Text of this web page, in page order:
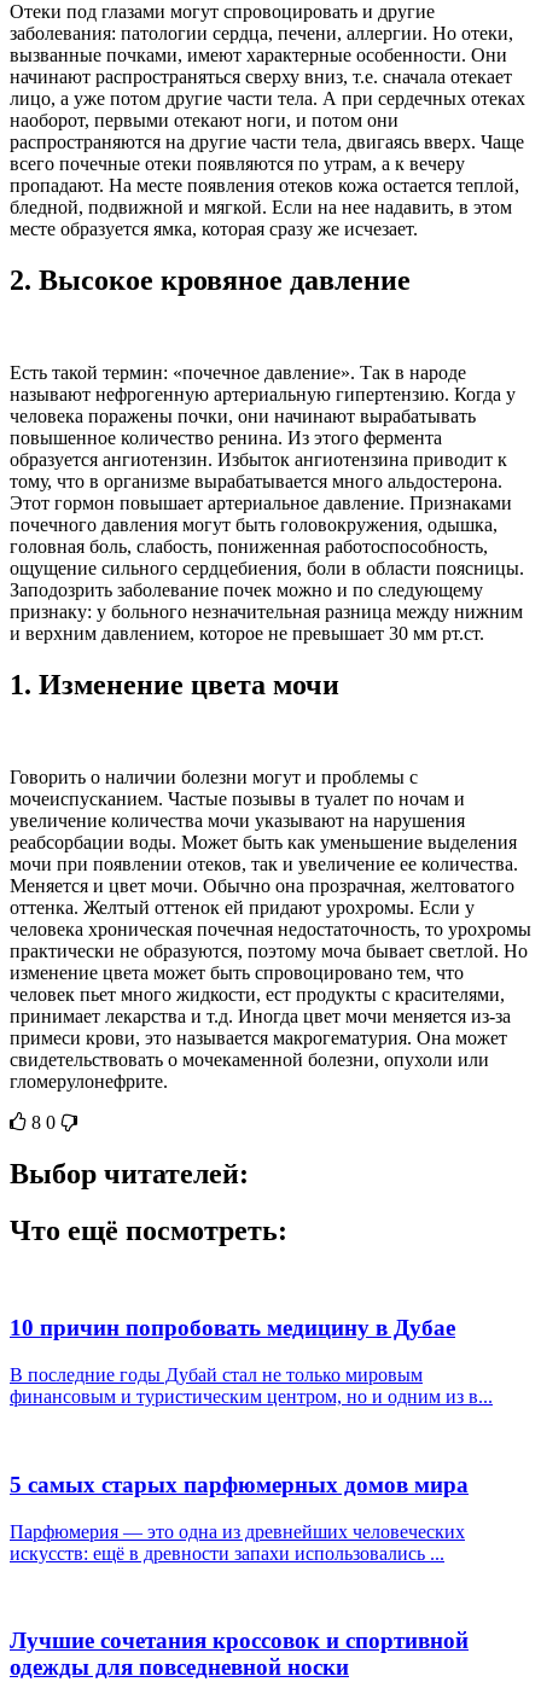
Отеки под глазами могут спровоцировать и другие
заболевания: патологии сердца, печени, аллергии. Но отеки,
вызванные почками, имеют характерные особенности. Они
начинают распространяться сверху вниз, т.е. сначала отекает
лицо, а уже потом другие части тела. А при сердечных отеках
наоборот, первыми отекают ноги, и потом они
распространяются на другие части тела, двигаясь вверх. Чаще
всего почечные отеки появляются по утрам, а к вечеру
пропадают. На месте появления отеков кожа остается теплой,
бледной, подвижной и мягкой. Если на нее надавить, в этом
месте образуется ямка, которая сразу же исчезает.
2. Высокое кровяное давление
Есть такой термин: «почечное давление». Так в народе
называют нефрогенную артериальную гипертензию. Когда у
человека поражены почки, они начинают вырабатывать
повышенное количество ренина. Из этого фермента
образуется ангиотензин. Избыток ангиотензина приводит к
тому, что в организме вырабатывается много альдостерона.
Этот гормон повышает артериальное давление. Признаками
почечного давления могут быть головокружения, одышка,
головная боль, слабость, пониженная работоспособность,
ощущение сильного сердцебиения, боли в области поясницы.
Заподозрить заболевание почек можно и по следующему
признаку: у больного незначительная разница между нижним
и верхним давлением, которое не превышает 30 мм рт.ст.
1. Изменение цвета мочи
Говорить о наличии болезни могут и проблемы с
мочеиспусканием. Частые позывы в туалет по ночам и
увеличение количества мочи указывают на нарушения
реабсорбации воды. Может быть как уменьшение выделения
мочи при появлении отеков, так и увеличение ее количества.
Меняется и цвет мочи. Обычно она прозрачная, желтоватого
оттенка. Желтый оттенок ей придают урохромы. Если у
человека хроническая почечная недостаточность, то урохромы
практически не образуются, поэтому моча бывает светлой. Но
изменение цвета может быть спровоцировано тем, что
человек пьет много жидкости, ест продукты с красителями,
принимает лекарства и т.д. Иногда цвет мочи меняется из-за
примеси крови, это называется макрогематурия. Она может
свидетельствовать о мочекаменной болезни, опухоли или
гломерулонефрите.
8 0
Выбор читателей:
Что ещё посмотреть:
10 причин попробовать медицину в Дубае
В последние годы Дубай стал не только мировым
финансовым и туристическим центром, но и одним из в...
5 самых старых парфюмерных домов мира
Парфюмерия — это одна из древнейших человеческих
искусств: ещё в древности запахи использовались ...
Лучшие сочетания кроссовок и спортивной
одежды для повседневной носки